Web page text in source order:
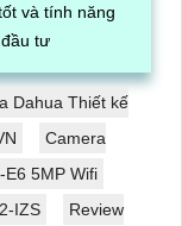
và tính năng
tư
Dahua Thiết kế
Camera
E6 5MP Wifi
IZS
Review